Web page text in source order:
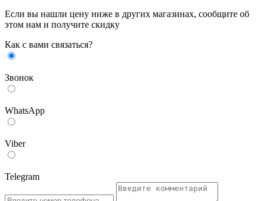
Если вы нашли цену ниже в других магазинах, сообщите об
этом нам и получите скидку
Как с вами связаться?
Звонок
WhatsApp
Viber
Telegram